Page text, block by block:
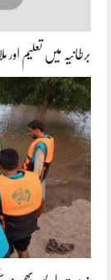
برطانیہ میں تعلیم